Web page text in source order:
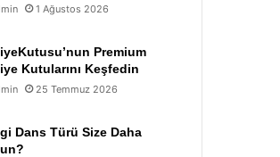
1 Ağustos 2026
Premium
Kutularını Keşfedin
25 Temmuz 2026
Dans Türü Size Daha